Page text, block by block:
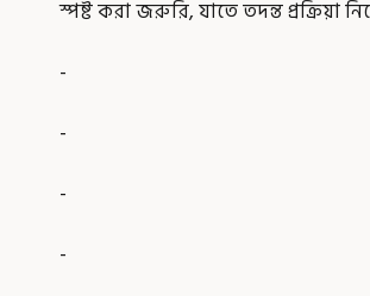
স্পষ্ট করা জরুরি, যাতে তদন্ত প্রক্রিয়া
-
-
-
-